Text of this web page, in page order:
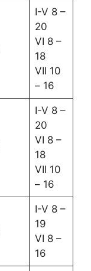
I-V 8 –
20
VI 8 –
18
VII 10
– 16
I-V 8 –
20
VI 8 –
18
VII 10
– 16
I-V 8 –
19
VI 8 –
16